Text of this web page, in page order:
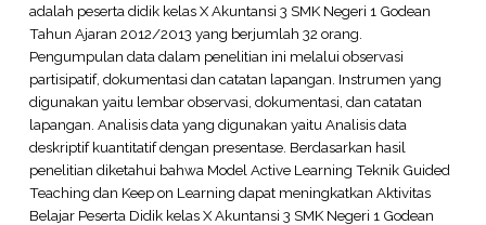
adalah peserta didik kelas X Akuntansi 3 SMK Negeri 1 Godean
Tahun Ajaran 2012/2013 yang berjumlah 32 orang.
Pengumpulan data dalam penelitian ini melalui observasi
partisipatif, dokumentasi dan catatan lapangan. Instrumen yang
digunakan yaitu lembar observasi, dokumentasi, dan catatan
lapangan. Analisis data yang digunakan yaitu Analisis data
deskriptif kuantitatif dengan presentase. Berdasarkan hasil
penelitian diketahui bahwa Model Active Learning Teknik Guided
Teaching dan Keep on Learning dapat meningkatkan Aktivitas
Belajar Peserta Didik kelas X Akuntansi 3 SMK Negeri 1 Godean